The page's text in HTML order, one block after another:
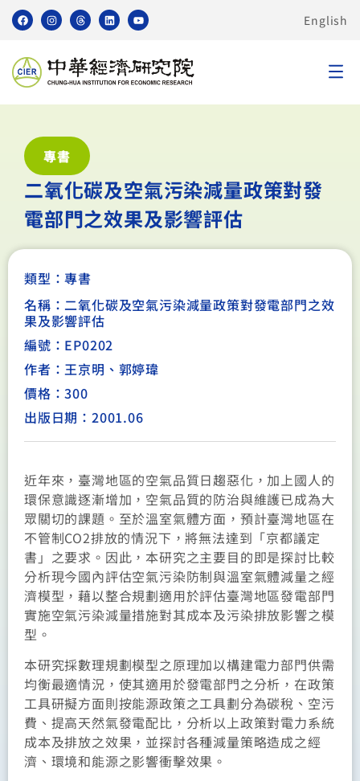
English
專書
二氧化碳及空氣污染減量政策對發
電部門之效果及影響評估
類型：專書
名稱：二氧化碳及空氣污染減量政策對發電部門之效
果及影響評估
編號：EP0202
作者：王京明、郭婷瑋
價格：300
出版日期：2001.06
近年來，臺灣地區的空氣品質日趨惡化，加上國人的
環保意識逐漸增加，空氣品質的防治與維護已成為大
眾關切的課題。至於溫室氣體方面，預計臺灣地區在
不管制CO2排放的情況下，將無法達到「京都議定
書」之要求。因此，本研究之主要目的即是探討比較
分析現今國內評估空氣污染防制與溫室氣體減量之經
濟模型，藉以整合規劃適用於評估臺灣地區發電部門
實施空氣污染減量措施對其成本及污染排放影響之模
型。
本研究採數理規劃模型之原理加以構建電力部門供需
均衡最適情況，使其適用於發電部門之分析，在政策
工具研擬方面則按能源政策之工具劃分為碳稅、空污
費、提高天然氣發電配比，分析以上政策對電力系統
成本及排放之效果，並探討各種減量策略造成之經
濟、環境和能源之影響衝擊效果。